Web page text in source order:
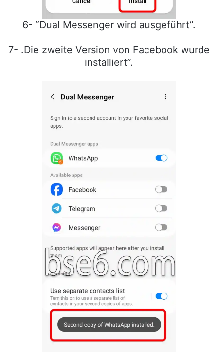
6- “Dual Messenger wird ausgeführt”.
7- .Die zweite Version von Facebook wurde
installiert”.